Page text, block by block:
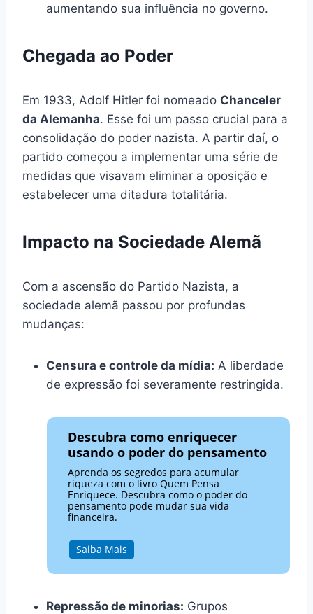
aumentando sua influência no governo.
Chegada ao Poder
Em 1933, Adolf Hitler foi nomeado Chanceler
da Alemanha. Esse foi um passo crucial para a
consolidação do poder nazista. A partir daí, o
partido começou a implementar uma série de
medidas que visavam eliminar a oposição e
estabelecer uma ditadura totalitária.
Impacto na Sociedade Alemã
Com a ascensão do Partido Nazista, a
sociedade alemã passou por profundas
mudanças:
Censura e controle da mídia: A liberdade
de expressão foi severamente restringida.
Descubra como enriquecer
usando o poder do pensamento
Aprenda os segredos para acumular
riqueza com o livro Quem Pensa
Enriquece. Descubra como o poder do
pensamento pode mudar sua vida
financeira.
Saiba Mais
Repressão de minorias: Grupos